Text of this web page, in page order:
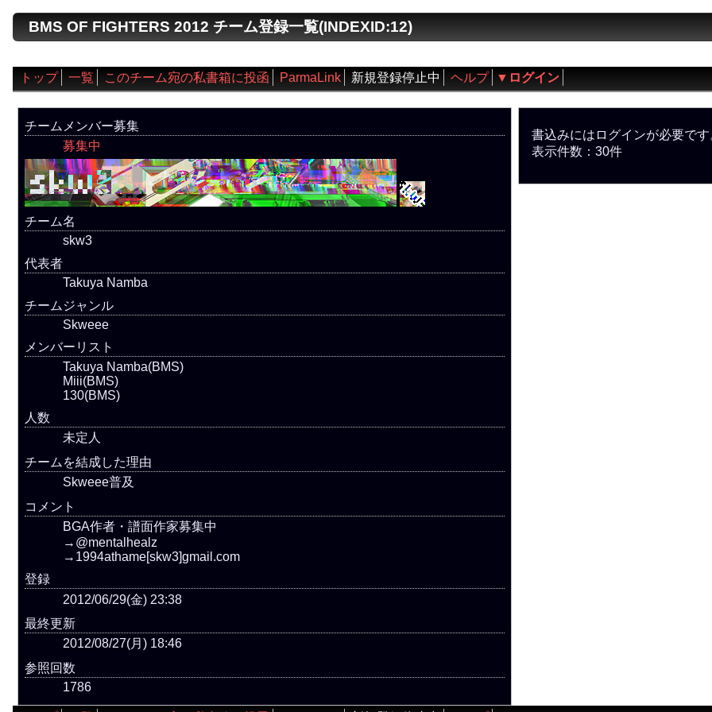
BMS OF FIGHTERS 2012 チーム登録一覧(INDEXID:12)
トップ 一覧 このチーム宛の私書箱に投函 ParmaLink 新規登録停止中 ヘルプ ▼ログイン
チームメンバー募集
募集中
チーム名
skw3
代表者
Takuya Namba
チームジャンル
Skweee
メンバーリスト
Takuya Namba(BMS)
Miii(BMS)
130(BMS)
人数
未定人
チームを結成した理由
Skweee普及
コメント
BGA作者・譜面作家募集中
→@mentalhealz
→1994athame[skw3]gmail.com
登録
2012/06/29(金) 23:38
最終更新
2012/08/27(月) 18:46
参照回数
1786
書込みにはログインが必要です
表示件数：30件